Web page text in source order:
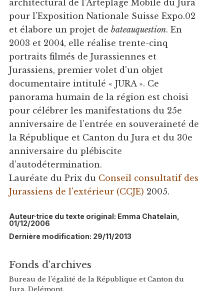
architectural de l’Arteplage Mobile du Jura
pour l’Exposition Nationale Suisse Expo.02
et élabore un projet de bateauquestion. En
2003 et 2004, elle réalise trente-cinq
portraits filmés de Jurassiennes et
Jurassiens, premier volet d'un objet
documentaire intitulé « JURA ». Ce
panorama humain de la région est choisi
pour célébrer les manifestations du 25e
anniversaire de l’entrée en souveraineté de
la République et Canton du Jura et du 30e
anniversaire du plébiscite
d’autodétermination.
Lauréate du Prix du Conseil consultatif des
Jurassiens de l'extérieur (CCJE) 2005.
Auteur·trice du texte original: Emma Chatelain,
01/12/2006
Dernière modification: 29/11/2013
Fonds d’archives
Bureau de l’égalité de la République et Canton du
Jura, Delémont.